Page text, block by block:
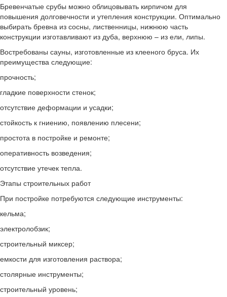
Бревенчатые срубы можно облицовывать кирпичом для
повышения долговечности и утепления конструкции. Оптимально
выбирать бревна из сосны, лиственницы, нижнюю часть
конструкции изготавливают из дуба, верхнюю – из ели, липы.
Востребованы сауны, изготовленные из клееного бруса. Их
преимущества следующие:
прочность;
гладкие поверхности стенок;
отсутствие деформации и усадки;
стойкость к гниению, появлению плесени;
простота в постройке и ремонте;
оперативность возведения;
отсутствие утечек тепла.
Этапы строительных работ
При постройке потребуются следующие инструменты:
кельма;
электролобзик;
строительный миксер;
емкости для изготовления раствора;
столярные инструменты;
строительный уровень;